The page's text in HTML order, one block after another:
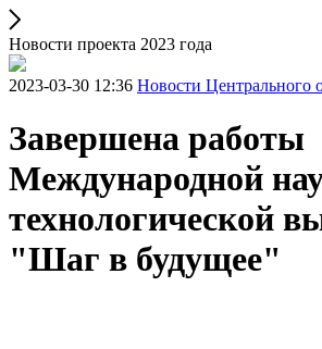
Новости проекта 2023 года
2023-03-30 12:36 Новости Центрального
Завершена работы
Международной
технологической
"Шаг в будущее"